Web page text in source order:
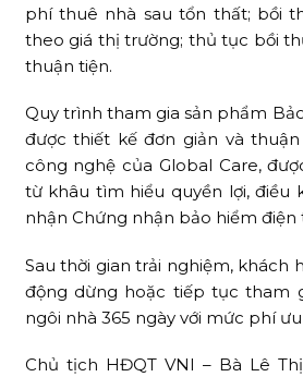
phí thuê nhà sau tổn thất; bồi
theo giá thị trường; thủ tục bồi
thuận tiện.
Quy trình tham gia sản phẩm
được thiết kế đơn giản và
công nghệ của Global Care,
từ khâu tìm hiểu quyền lợi, điều
nhận Chứng nhận bảo hiểm điện
Sau thời gian trải nghiệm, khách
động dừng hoặc tiếp tục tham
ngôi nhà 365 ngày với mức phí ưu
Chủ tịch HĐQT VNI – Bà Lê